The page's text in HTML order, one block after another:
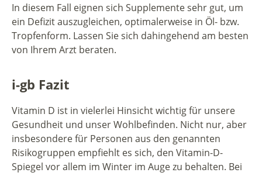
In diesem Fall eignen sich Supplemente sehr gut, um
ein Defizit auszugleichen, optimalerweise in Öl- bzw.
Tropfenform. Lassen Sie sich dahingehend am besten
von Ihrem Arzt beraten.
i-gb Fazit
Vitamin D ist in vielerlei Hinsicht wichtig für unsere
Gesundheit und unser Wohlbefinden. Nicht nur, aber
insbesondere für Personen aus den genannten
Risikogruppen empfiehlt es sich, den Vitamin-D-
Spiegel vor allem im Winter im Auge zu behalten. Bei